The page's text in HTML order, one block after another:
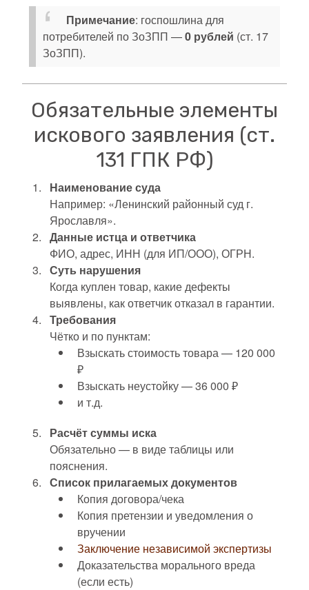
Примечание: госпошлина для
потребителей по ЗоЗПП —0 рублей (ст. 17
ЗоЗПП).
Обязательные элементы
искового заявления (ст.
131 ГПК РФ)
Наименование суда
Например: «Ленинский районный суд г.
Ярославля».
Данные истца и ответчика
ФИО, адрес, ИНН (для ИП/ООО), ОГРН.
Суть нарушения
Когда куплен товар, какие дефекты
выявлены, как ответчик отказал в гарантии.
Требования
Чётко и по пунктам:
Взыскать стоимость товара — 120 000
₽
Взыскать неустойку — 36 000 ₽
и т.д.
Расчёт суммы иска
Обязательно — в виде таблицы или
пояснения.
Список прилагаемых документов
Копия договора/чека
Копия претензии и уведомления о
вручении
Заключение независимой экспертизы
Доказательства морального вреда
(если есть)